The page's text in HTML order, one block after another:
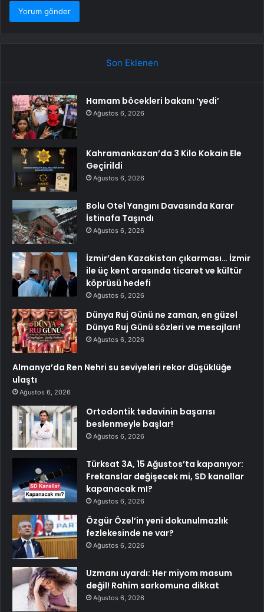
Son Eklenen
Hamam böcekleri bakanı ‘yedi’
Ağustos 6, 2026
Kahramankazan’da 3 Kilo Kokain Ele
Geçirildi
Ağustos 6, 2026
Bolu Otel Yangını Davasında Karar
İstinafa Taşındı
Ağustos 6, 2026
İzmir’den Kazakistan çıkarması… İzmir
ile üç kent arasında ticaret ve kültür
köprüsü hedefi
Ağustos 6, 2026
Dünya Ruj Günü ne zaman, en güzel
Dünya Ruj Günü sözleri ve mesajları!
Ağustos 6, 2026
Almanya’da Ren Nehri su seviyeleri rekor düşüklüğe
ulaştı
Ağustos 6, 2026
Ortodontik tedavinin başarısı
beslenmeyle başlar!
Ağustos 6, 2026
Türksat 3A, 15 Ağustos’ta kapanıyor:
Frekanslar değişecek mi, SD kanallar
kapanacak mI?
Ağustos 6, 2026
Özgür Özel’in yeni dokunulmazlık
fezlekesinde ne var?
Ağustos 6, 2026
Uzmanı uyardı: Her miyom masum
değil! Rahim sarkomuna dikkat
Ağustos 6, 2026